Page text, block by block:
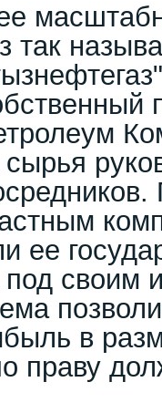
так
ее
под своим
в
праву